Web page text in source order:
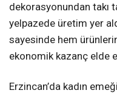
dekorasyonundan takı
yelpazede üretim yer
sayesinde hem
ekonomik kazanç elde
Erzincan’da kadın